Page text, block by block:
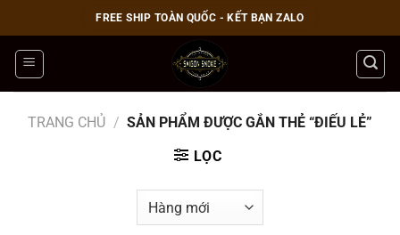
qua
nội
dung
FREE SHIP TOÀN QUỐC - KẾT BẠN ZALO
TRANG CHỦ / SẢN PHẨM ĐƯỢC GẮN THẺ “ĐIẾU LẺ”
LỌC